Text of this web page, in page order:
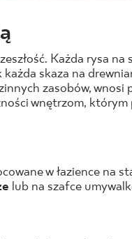
Każda rysa na
skaza na
zasobów, wnosi
wnętrzom, którym
w łazience na
lub na szafce